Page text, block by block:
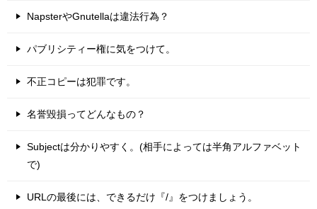
NapsterやGnutellaは違法行為？
パブリシティー権に気をつけて。
不正コピーは犯罪です。
名誉毀損ってどんなもの？
Subjectは分かりやすく。(相手によっては半角アルファベット
で)
URLの最後には、できるだけ『/』をつけましょう。